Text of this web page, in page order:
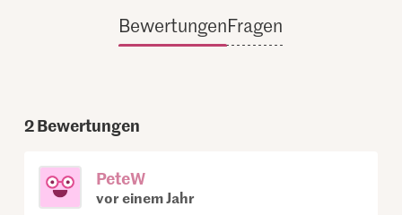
BewertungenFragen
2Bewertungen
PeteW
vor einem Jahr